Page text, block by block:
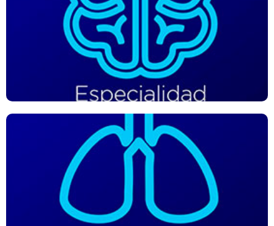
Trata enfermedades del sistema nervioso y de la columna
vertebral. Es decir, enfermedades del cerebro, cerebelo,
tronco encefálico, médula espinal, nervios (craneales o
periféricos) y lesiones en la columna vertebral.
Especialidad de Neumología
Es el diagnóstico y tratamiento de las enfermedades que
afectan al sistema respiratorio. Evalúa el funcionamiento y
la anatomía de los pulmones, las vías respiratorias y sus
estructuras complementarias.